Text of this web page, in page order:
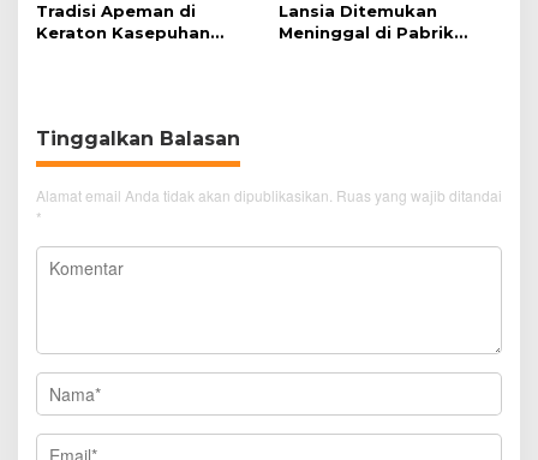
Tradisi Apeman di
Keraton Kasepuhan
Lansia Ditemukan
Meninggal di Pabrik
Tinggalkan Balasan
Alamat email Anda tidak akan dipublikasikan. Ruas yang wajib ditandai
*